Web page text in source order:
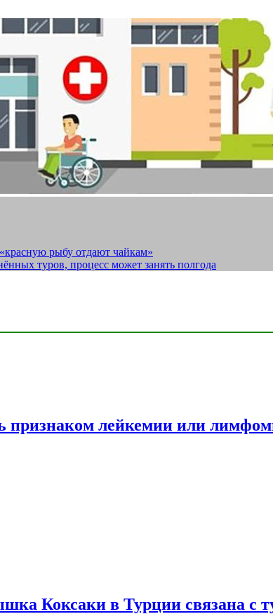
рыбу отдают чайкам»
туров, процесс может занять полгода
признаком лейкемии или
Коксаки в Турции связана с